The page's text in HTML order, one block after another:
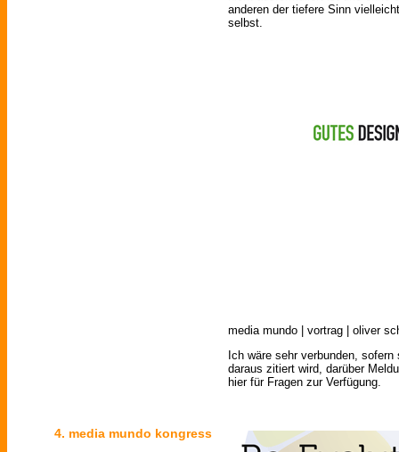
anderen der tiefere Sinn
selbst.
media mundo | vortrag | oliver
Ich wäre sehr verbunden,
daraus zitiert wird, darüber
hier für Fragen zur Verfügung.
4. media mundo kongress